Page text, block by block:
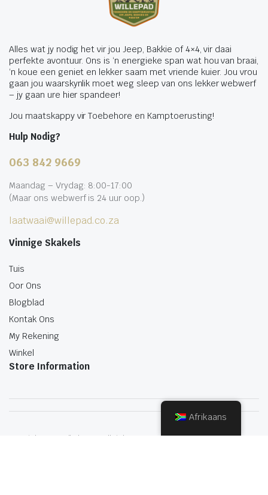
Alles wat jy nodig het vir jou Jeep, Bakkie of 4×4, vir daai
perfekte avontuur. Ons is ‘n energieke span wat hou van braai,
‘n koue een geniet en lekker saam met vriende kuier. Jou vrou
gaan jou waarskynlik moet weg sleep van ons lekker webwerf
– jy gaan ure hier spandeer!
Jou maatskappy vir Toebehore en Kamptoerusting!
Hulp Nodig?
063 842 9669
Maandag – Vrydag: 8:00-17:00
(Maar ons webwerf is 24 uur oop.)
laatwaai@willepad.co.za
Vinnige Skakels
Tuis
Oor Ons
Blogblad
Kontak Ons
My Rekening
Winkel
Store Information
Copyright 2022.KlbTheme . All rights reserved
Afrikaans